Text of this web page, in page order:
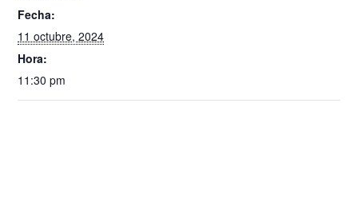
Fecha:
11 octubre, 2024
Hora:
11:30 pm